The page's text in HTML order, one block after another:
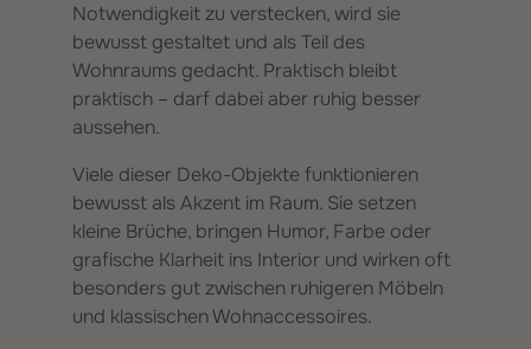
Notwendigkeit zu verstecken, wird sie
bewusst gestaltet und als Teil des
Wohnraums gedacht. Praktisch bleibt
praktisch – darf dabei aber ruhig besser
aussehen.
Viele dieser Deko-Objekte funktionieren
bewusst als Akzent im Raum. Sie setzen
kleine Brüche, bringen Humor, Farbe oder
grafische Klarheit ins Interior und wirken oft
besonders gut zwischen ruhigeren Möbeln
und klassischen Wohnaccessoires.